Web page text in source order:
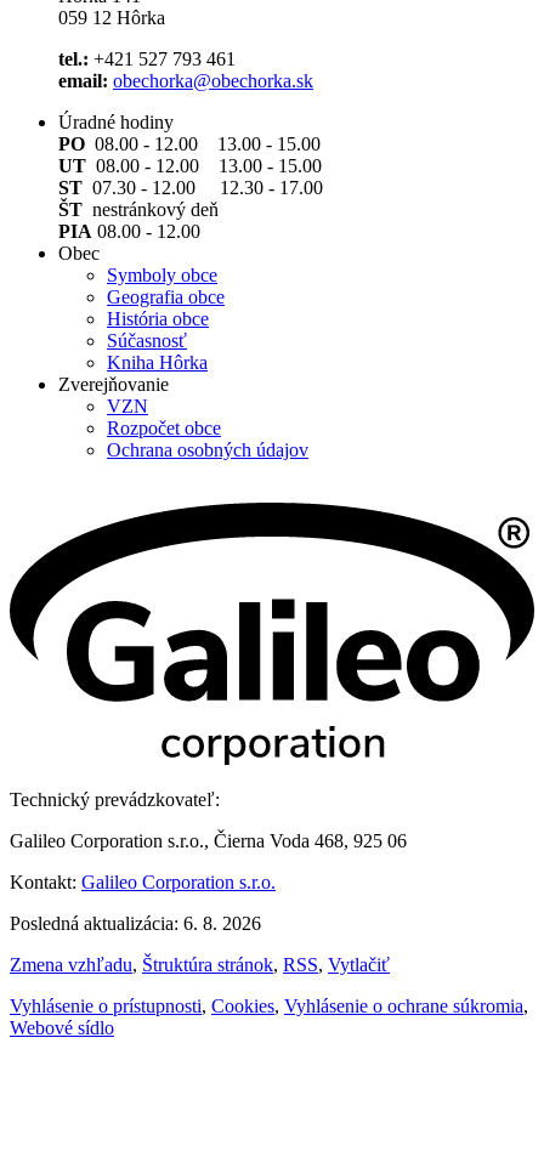
059 12 Hôrka
tel.: +421 527 793 461
email: obechorka@obechorka.sk
Úradné hodiny
PO 08.00 - 12.00 13.00 - 15.00
UT 08.00 - 12.00 13.00 - 15.00
ST 07.30 - 12.00 12.30 - 17.00
ŠT nestránkový deň
PIA 08.00 - 12.00
Obec
Symboly obce
Geografia obce
História obce
Súčasnosť
Kniha Hôrka
Zverejňovanie
VZN
Rozpočet obce
Ochrana osobných údajov
Technický prevádzkovateľ:
Galileo Corporation s.r.o., Čierna Voda 468, 925 06
Kontakt: Galileo Corporation s.r.o.
Posledná aktualizácia: 6. 8. 2026
Zmena vzhľadu, Štruktúra stránok, RSS, Vytlačiť
Vyhlásenie o prístupnosti, Cookies, Vyhlásenie o ochrane súkromia,
Webové sídlo